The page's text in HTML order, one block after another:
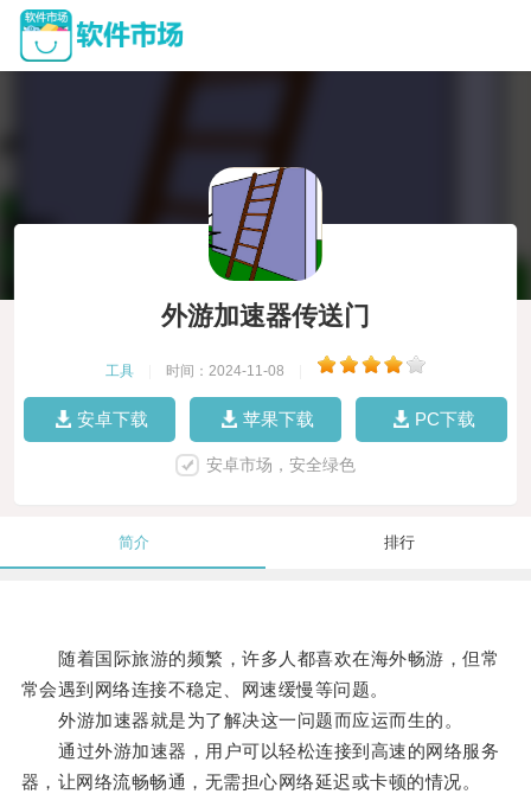
外游加速器传送门
工具 时间：2024-11-08
安卓下载 苹果下载 PC下载
安卓市场，安全绿色
简介 排行
随着国际旅游的频繁，许多人都喜欢在海外畅游，但常
常会遇到网络连接不稳定、网速缓慢等问题。
外游加速器就是为了解决这一问题而应运而生的。
通过外游加速器，用户可以轻松连接到高速的网络服务
器，让网络流畅畅通，无需担心网络延迟或卡顿的情况。